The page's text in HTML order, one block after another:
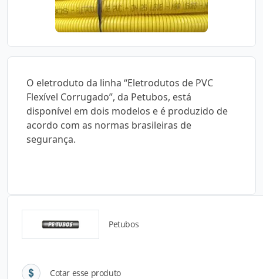
O eletroduto da linha “Eletrodutos de PVC
Flexível Corrugado”, da Petubos, está
disponível em dois modelos e é produzido de
acordo com as normas brasileiras de
segurança.
Petubos
Cotar esse produto
Detalhes do produto